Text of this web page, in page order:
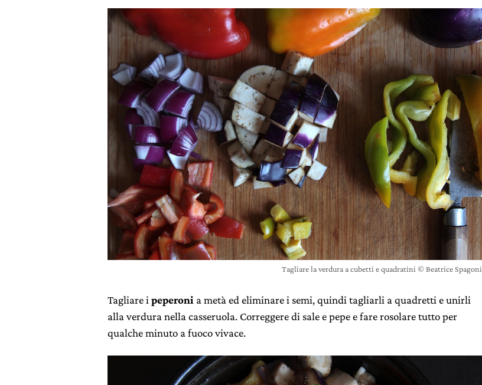
Tagliare la verdura a cubetti e quadratini © Beatrice Spagoni
Tagliare i peperoni a metà ed eliminare i semi, quindi tagliarli a quadretti e unirli
alla verdura nella casseruola. Correggere di sale e pepe e fare rosolare tutto per
qualche minuto a fuoco vivace.